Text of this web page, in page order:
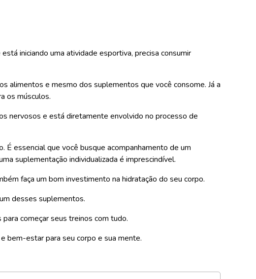
iniciando uma atividade esportiva, precisa consumir
alimentos e mesmo dos suplementos que você consome. Já a
os músculos.
nervosos e está diretamente envolvido no processo de
É essencial que você busque acompanhamento de um
suplementação individualizada é imprescindível.
faça um bom investimento na hidratação do seu corpo.
desses suplementos.
começar seus treinos com tudo.
bem-estar para seu corpo e sua mente.